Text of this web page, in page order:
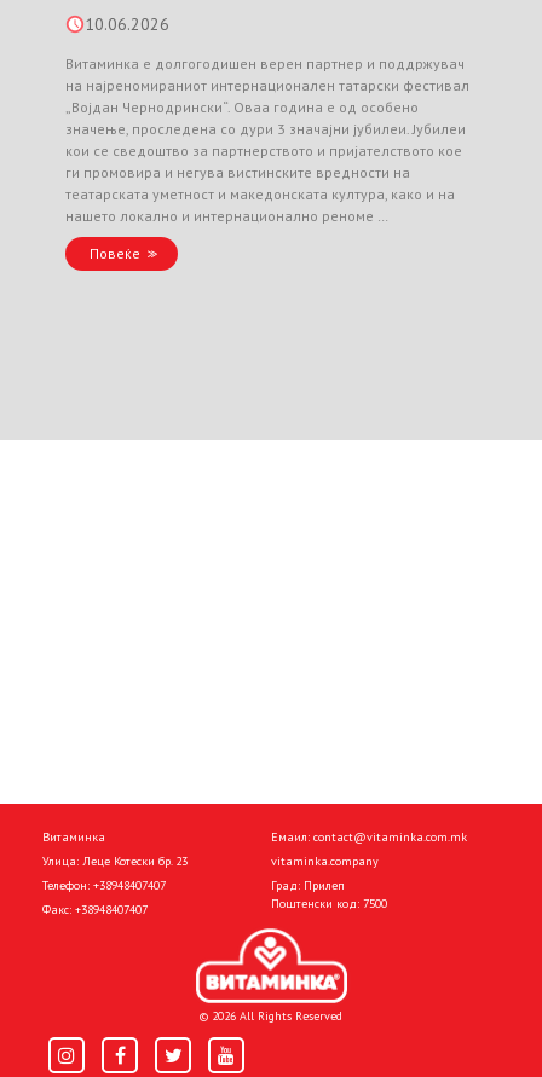
10.06.2026
Витаминка е долгогодишен верен партнер и поддржувач
на најреномираниот интернационален татарски фестивал
„Војдан Чернодрински“. Оваа година е од особено
значење, проследена со дури 3 значајни јубилеи. Јубилеи
кои се сведоштво за партнерството и пријателството кое
ги промовира и негува вистинските вредности на
театарската уметност и македонската култура, како и на
нашето локално и интернационално реноме …
Повеќе
Витаминка
Улица: Леце Котески бр. 23
Телефон: +38948407407
Факс: +38948407407
Емаил: contact@vitaminka.com.mk
vitaminka.company
Град: Прилеп
Поштенски код: 7500
© 2026 All Rights Reserved